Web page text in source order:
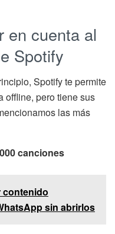
en cuenta al
Spotify
Spotify te permite
offline, pero tiene sus
las más
canciones
contenido
sin abrirlos